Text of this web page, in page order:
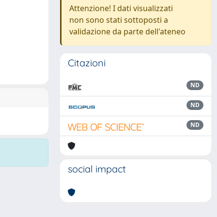
Attenzione! I dati visualizzati
non sono stati sottoposti a
validazione da parte dell'ateneo
Citazioni
ND
ND
ND
social impact